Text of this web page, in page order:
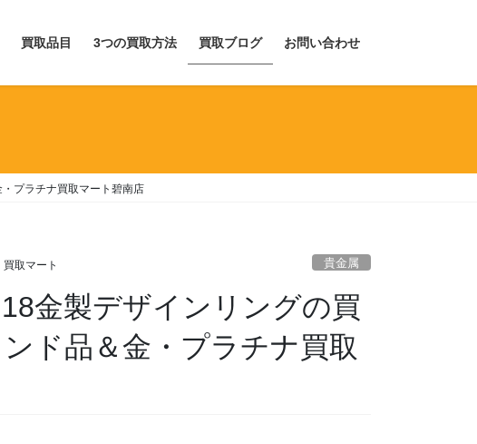
買取品目 3つの買取方法 買取ブログ お問い合わせ
プラチナ買取マート碧南店
買取マート 貴金属
金製デザインリングの買
ド品＆金・プラチナ買取